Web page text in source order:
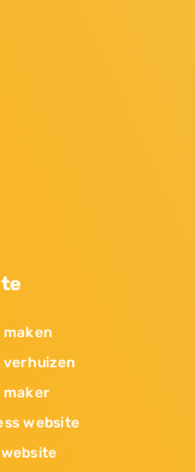
maken
verhuizen
maker
website